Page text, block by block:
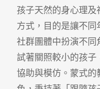
孩子天然的身心理及
方式，目的是讓不
社群團體中扮演不同
試著關照較小的孩
協助與模仿。蒙式的